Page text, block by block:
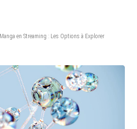
Manga en Streaming : Les Options à Explorer